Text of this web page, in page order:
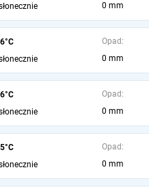
0 mm
Opad:
0 mm
Opad:
0 mm
Opad:
0 mm